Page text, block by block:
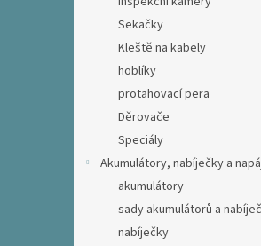
Sekačky
Kleště na kabely
hoblíky
protahovací pera
Děrovače
Speciály
Akumulátory, nabíječky a
akumulátory
sady akumulátorů a
nabíječky